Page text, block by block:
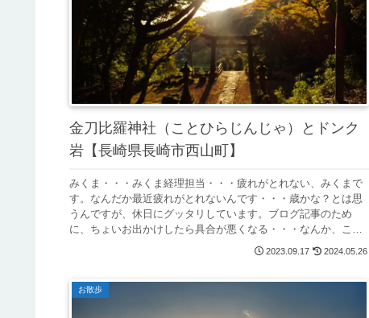
金刀比羅神社（ことひらじんじゃ）とドンク
岩【長崎県長崎市西山町】
みくま・・・みくま経理担当・・・疲れがとれない、みくまで
す。なんだか最近疲れがとれないんです・・・歳かな？とは思
うんですが、休日にグッタリしています。ブログ記事のため
に、ちょいお出かけしたら具合が悪くなる・・・なんか、こ
2023.09.17 2024.05.26
お散歩